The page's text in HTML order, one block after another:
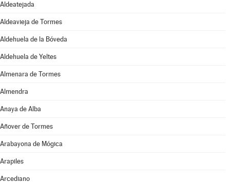
Aldeatejada
Aldeavieja de Tormes
Aldehuela de la Bóveda
Aldehuela de Yeltes
Almenara de Tormes
Almendra
Anaya de Alba
Añover de Tormes
Arabayona de Mógica
Arapiles
Arcediano